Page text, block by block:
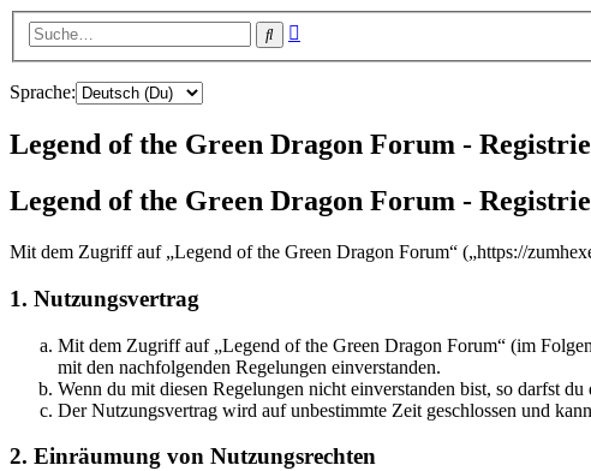
Suche
Sprache:
Legend of the Green Dragon Forum -
Legend of the Green Dragon Forum -
Mit dem Zugriff auf „Legend of the Green Dragon Forum“ („https://
1. Nutzungsvertrag
Mit dem Zugriff auf „Legend of the Green Dragon Forum“ (im
mit den nachfolgenden Regelungen einverstanden.
Wenn du mit diesen Regelungen nicht einverstanden bist, so darfst
Der Nutzungsvertrag wird auf unbestimmte Zeit geschlossen und
2. Einräumung von Nutzungsrechten